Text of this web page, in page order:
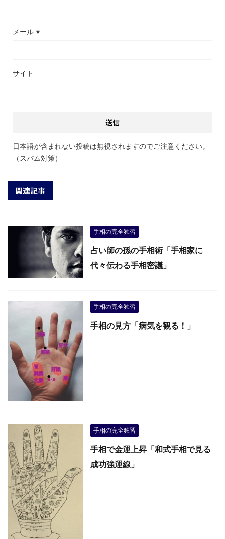
メール ※
サイト
日本語が含まれない投稿は無視されますのでご注意ください。
（スパム対策）
関連記事
手相の完全独習
占い師の孫の手相術「手相家に
代々伝わる手相密議」
手相の完全独習
手相の見方「病気を観る！」
手相の完全独習
手相で金運上昇「和式手相で見る
成功強運線」